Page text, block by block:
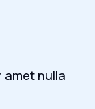
amet nulla